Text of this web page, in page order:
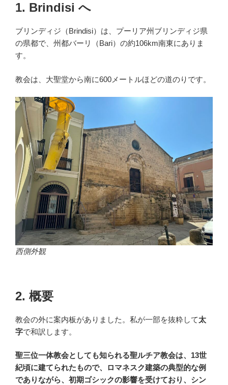
1. Brindisi へ
ブリンディジ（Brindisi）は、プーリア州ブリンディジ県
の県都で、州都バーリ（Bari）の約106km南東にありま
す。
教会は、大聖堂から南に600メートルほどの道のりです。
西側外観
2. 概要
教会の外に案内板がありました。私が一部を抜粋して太
字で和訳します。
聖三位一体教会としても知られる聖ルチア教会は、13世
紀頃に建てられたもので、ロマネスク建築の典型的な例
でありながら、初期ゴシックの影響を受けており、シン